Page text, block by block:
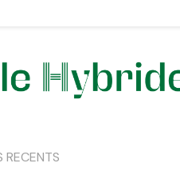
RECENTS